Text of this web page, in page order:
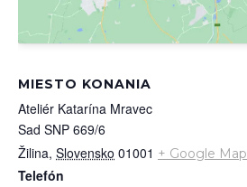
MIESTO KONANIA
Ateliér Katarína Mravec
Sad SNP 669/6
Žilina, Slovensko 01001 + Google Map
Telefón